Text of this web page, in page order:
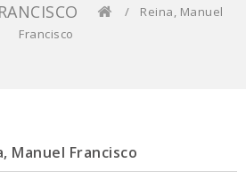
/
Reina, Manuel
Francisco
Manuel Francisco